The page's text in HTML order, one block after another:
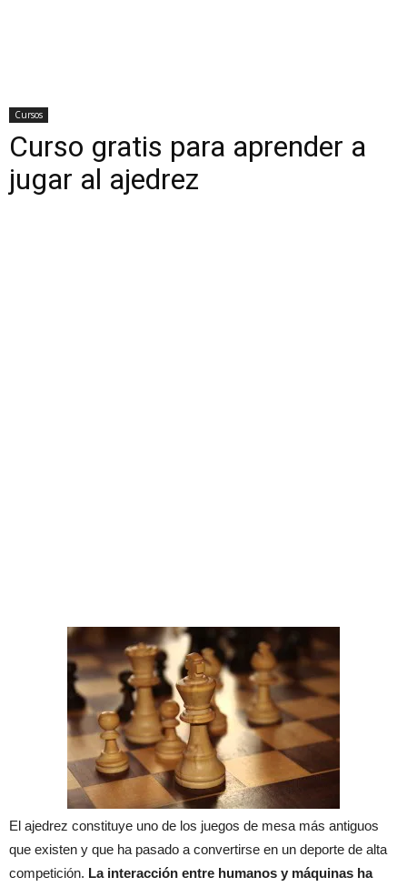
Cursos
Curso gratis para aprender a
jugar al ajedrez
El ajedrez constituye uno de los juegos de mesa más antiguos
que existen y que ha pasado a convertirse en un deporte de alta
competición. La interacción entre humanos y máquinas ha